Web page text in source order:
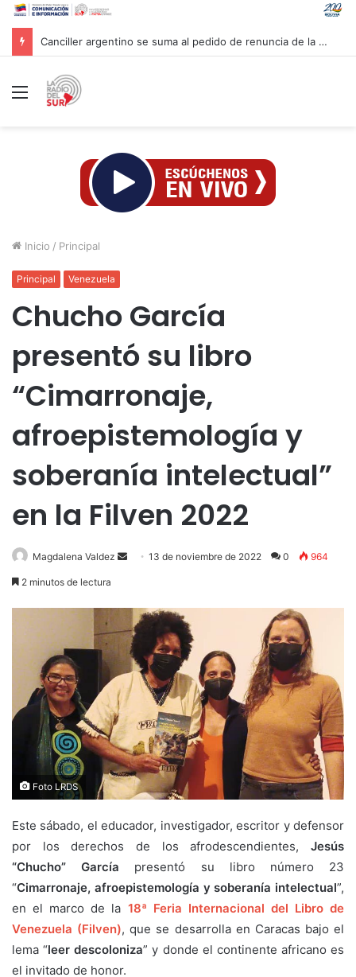
Canciller argentino se suma al pedido de renuncia de la vicepresidenta Villarruel
Menú
Inicio / Principal
Principal Venezuela
Chucho García
presentó su libro
“Cimarronaje,
afroepistemología y
soberanía intelectual”
en la Filven 2022
Magdalena Valdez
Send13 de noviembre de 2022 0 964
2 minutos de lectura
Foto LRDS
Este sábado, el educador, investigador, escritor y defensor
por los derechos de los afrodescendientes, Jesús
“Chucho” García presentó su libro número 23
“Cimarronaje, afroepistemología y soberanía intelectual”,
en el marco de la 18ª Feria Internacional del Libro de
Venezuela (Filven), que se desarrolla en Caracas bajo el
lema “leer descoloniza” y donde el continente africano es
el invitado de honor.